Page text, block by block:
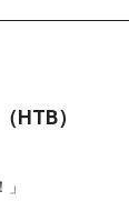
HTB）